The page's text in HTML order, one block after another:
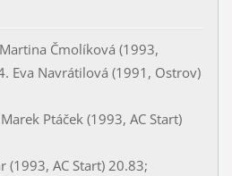
Čmolíková (1993,
Eva Navrátilová (1991, Ostrov)
Ptáček (1993, AC Start)
(1993, AC Start) 20.83;